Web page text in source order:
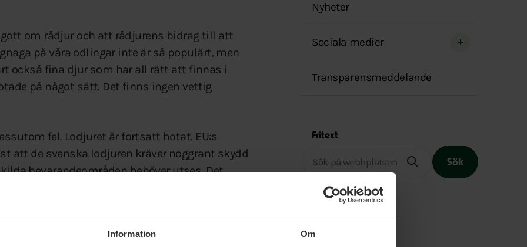
Information Om
om rådjur och att rådjurens bidrag till att
på våra odlingar inte är så populärt, men
också fina djur som har all rätt att finnas i
på något sätt. Det finns ingen vettig
fel. Lodjuret är fortsatt hotat. EU:s
att de svenska lodjuren kräver noggrant skydd
bevarandeområden behöver utses. Det
har gynnsam bevarandestatus. Det finns
till sin existens av olika skäl. Lodjuren
Nyheter
Sociala medier
Transparensmeddelande
Fritext
Sök
Slutet på menyn